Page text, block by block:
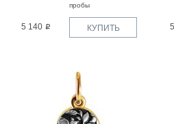
пробы
5 140 КУПИТЬ